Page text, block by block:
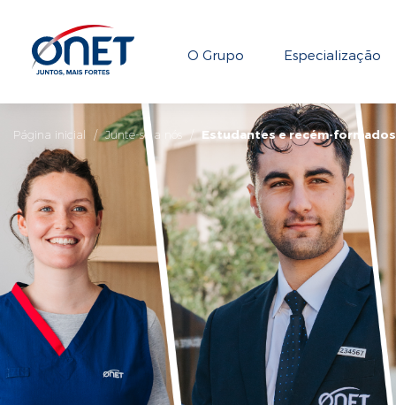
O Grupo Especialização
Página inicial / Junte-se a nós / Estudantes e recém-formados